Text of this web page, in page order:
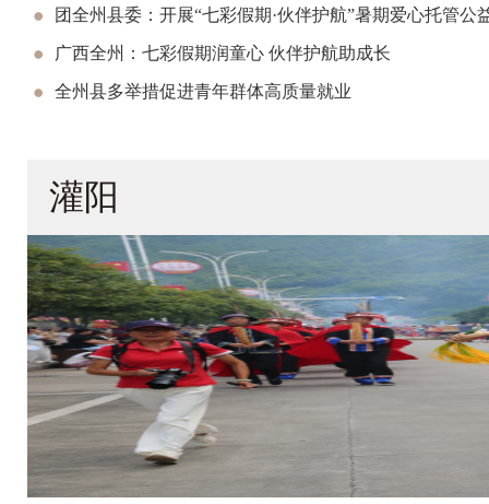
团全州县委：开展“七彩假期·伙伴护航”暑期爱心托管公
广西全州：七彩假期润童心 伙伴护航助成长
全州县多举措促进青年群体高质量就业
灌阳